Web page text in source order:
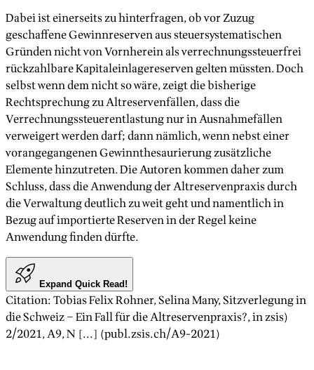
Dabei ist einerseits zu hinterfragen, ob vor Zuzug
geschaffene Gewinnreserven aus steuersystematischen
Gründen nicht von Vornherein als verrechnungssteuerfrei
rückzahlbare Kapitaleinlagereserven gelten müssten. Doch
selbst wenn dem nicht so wäre, zeigt die bisherige
Rechtsprechung zu Altreservenfällen, dass die
Verrechnungssteuerentlastung nur in Ausnahmefällen
verweigert werden darf; dann nämlich, wenn nebst einer
vorangegangenen Gewinnthesaurierung zusätzliche
Elemente hinzutreten. Die Autoren kommen daher zum
Schluss, dass die Anwendung der Altreservenpraxis durch
die Verwaltung deutlich zu weit geht und namentlich in
Bezug auf importierte Reserven in der Regel keine
Anwendung finden dürfte.
Expand Quick Read!
Citation:Tobias Felix Rohner, Selina Many,Sitzverlegung in
die Schweiz – Ein Fall für die Altreservenpraxis?, in zsis)
2/2021, A9, N [...] (publ.zsis.ch/A9-2021)